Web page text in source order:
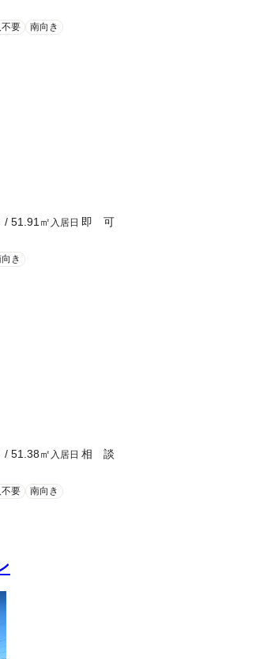
要 南向き
/ 51.91㎡ 入居日 即 可
き
/ 51.38㎡ 入居日 相 談
要 南向き